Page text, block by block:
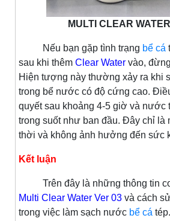
MULTI CLEAR
Nếu bạn gặp tình trạng bể cá
sau khi thêm Clear Water vào,
Hiện tượng này thường xảy ra khi
trong bể nước có độ cứng cao.
quyết sau khoảng 4-5 giờ và nước
trong suốt như ban đầu. Đây chỉ là
thời và không ảnh hưởng đến sức
Kết luận
Trên đây là những thông tin cơ
Multi Clear Water Ver 03 và cách
trong việc làm sạch nước bể cá